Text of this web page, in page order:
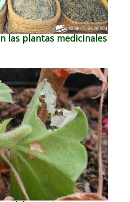
las plantas medicinales